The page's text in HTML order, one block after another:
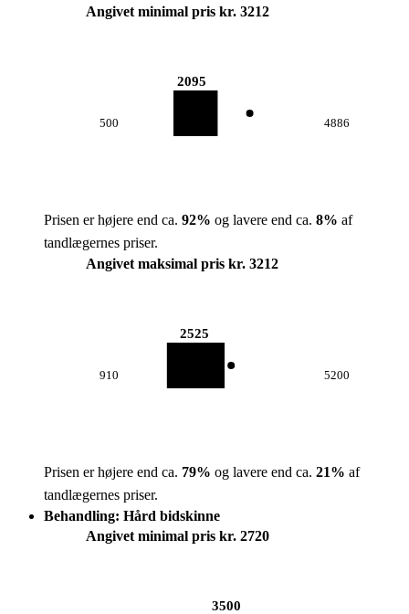
Angivet minimal pris kr. 3212
500
2095
4886
Prisen er højere end ca. 92% og lavere end ca. 8% af
tandlægernes priser.
Angivet maksimal pris kr. 3212
910
2525
5200
Prisen er højere end ca. 79% og lavere end ca. 21% af
tandlægernes priser.
Behandling: Hård bidskinne
Angivet minimal pris kr. 2720
3500